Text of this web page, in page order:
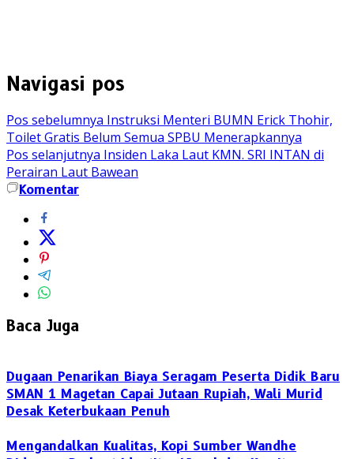
Navigasi pos
Pos sebelumnya Instruksi Menteri BUMN Erick Thohir,
Toilet Gratis Belum Semua SPBU Menerapkannya
Pos selanjutnya Insiden Laka Laut KMN. SRI INTAN di
Perairan Laut Bawean
Komentar
Baca Juga
Dugaan Penarikan Biaya Seragam Peserta Didik Baru
SMAN 1 Magetan Capai Jutaan Rupiah, Wali Murid
Desak Keterbukaan Penuh
Mengandalkan Kualitas, Kopi Sumber Wandhe